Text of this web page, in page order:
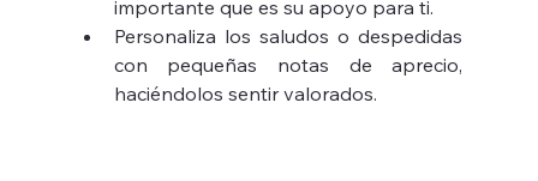
importante que es su apoyo para ti.
Personaliza los saludos o despedidas
con pequeñas notas de aprecio,
haciéndolos sentir valorados.